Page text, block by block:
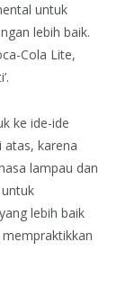
untuk
lebih baik.
Cola Lite,
ke ide-ide
atas, karena
lampau dan
lebih baik